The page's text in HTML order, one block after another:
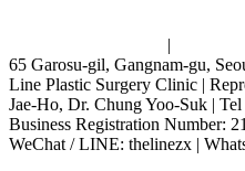
|
65 Garosu-gil, Gangnam-gu,
Line Plastic Surgery Clinic |
Jae-Ho, Dr. Chung Yoo-Suk |
Business Registration Number:
WeChat / LINE: thelinezx |